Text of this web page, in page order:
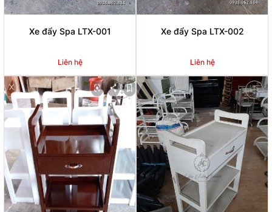
Xe đẩy Spa LTX-001
Liên hệ
Xe đẩy Spa LTX-002
Liên hệ